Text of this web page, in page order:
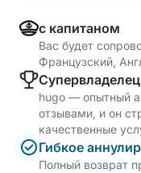
с капитаном
Вас будет
Французский,
Cупервладелец
hugo — опытный
отзывами, и он
качественные
Гибкое
Полный возврат